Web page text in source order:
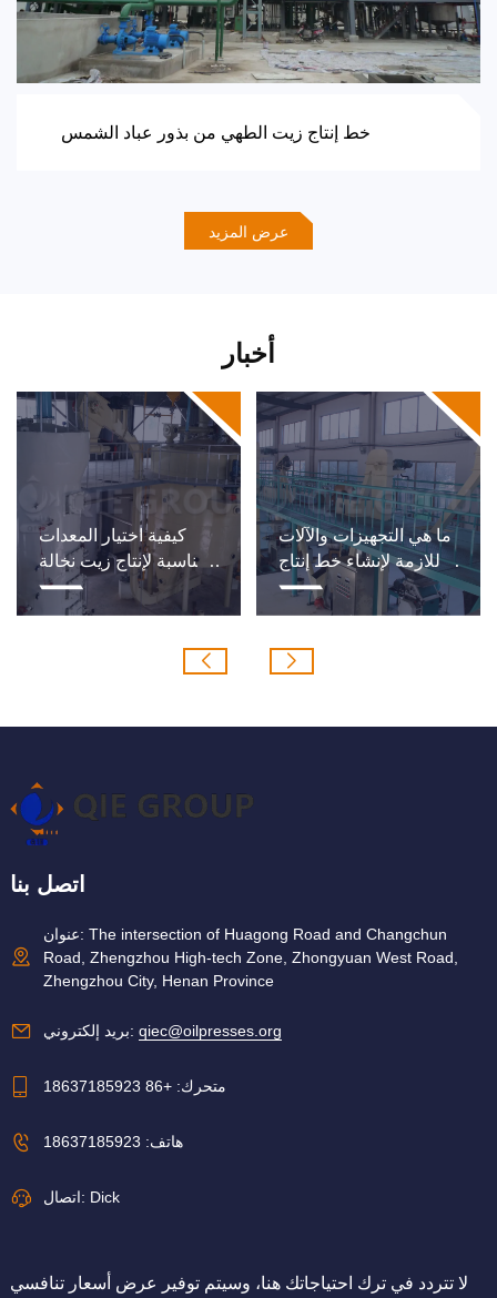
خط إنتاج زيت الطهي من بذور عباد الشمس
عرض المزيد
أخبار
كيفية اختيار المعدات
المناسبة لإنتاج زيت نخالة
الأرز؟
ما هي التجهيزات والآلات
اللازمة لإنشاء خط إنتاج
زيت السمسم؟
اتصل بنا
عنوان: The intersection of Huagong Road and Changchun
Road, Zhengzhou High-tech Zone, Zhongyuan West Road,
Zhengzhou City, Henan Province
بريد إلكتروني: qiec@oilpresses.org
متحرك:+86 18637185923
هاتف: 18637185923
اتصال: Dick
لا تتردد في ترك احتياجاتك هنا، وسيتم توفير عرض أسعار تنافسي